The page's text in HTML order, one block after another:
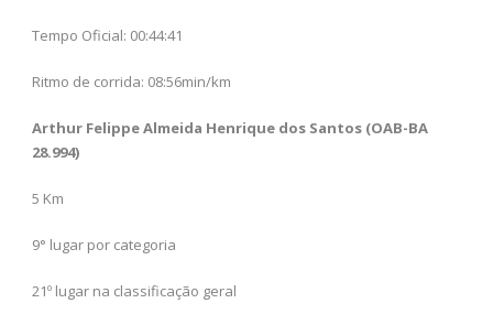
Tempo Oficial: 00:44:41
Ritmo de corrida: 08:56min/km
Arthur Felippe Almeida Henrique dos Santos (OAB-BA
28.994)
5 Km
9° lugar por categoria
21º lugar na classificação geral